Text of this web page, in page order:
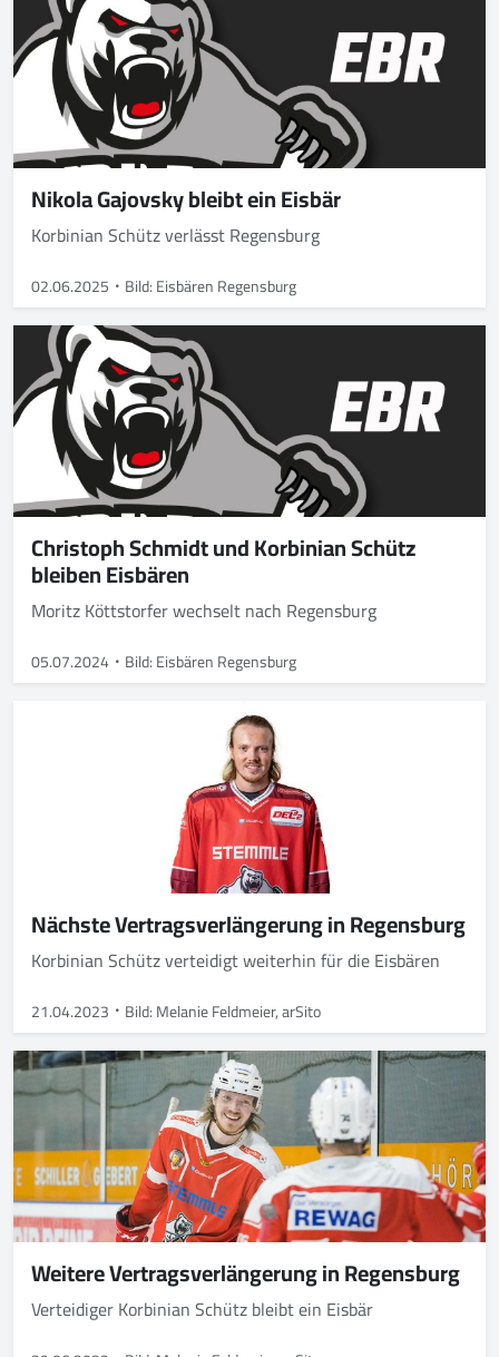
Nikola Gajovsky bleibt ein Eisbär
Korbinian Schütz verlässt Regensburg
02.06.2025 Bild: Eisbären Regensburg
Christoph Schmidt und Korbinian Schütz
bleiben Eisbären
Moritz Köttstorfer wechselt nach Regensburg
05.07.2024 Bild: Eisbären Regensburg
Nächste Vertragsverlängerung in Regensburg
Korbinian Schütz verteidigt weiterhin für die Eisbären
21.04.2023 Bild: Melanie Feldmeier, arSito
Weitere Vertragsverlängerung in Regensburg
Verteidiger Korbinian Schütz bleibt ein Eisbär